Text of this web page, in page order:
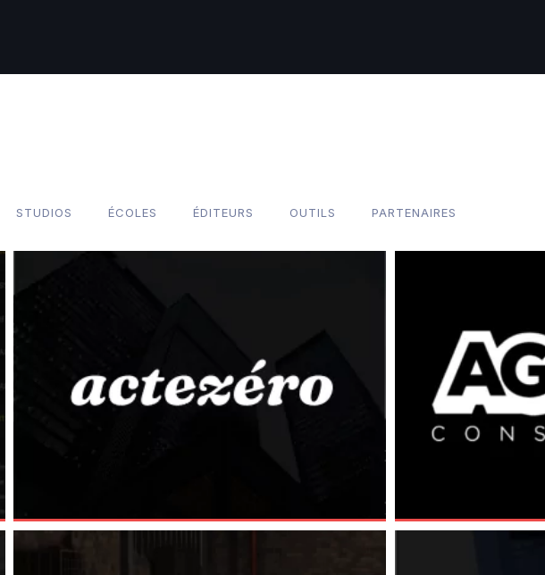
STUDIOS ÉCOLES ÉDITEURS OUTILS PARTENAIRES